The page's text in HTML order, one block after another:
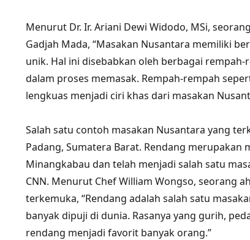
Menurut Dr. Ir. Ariani Dewi Widodo, MSi,
Gadjah Mada, “Masakan Nusantara memiliki
unik. Hal ini disebabkan oleh berbagai
dalam proses memasak. Rempah-rempah
lengkuas menjadi ciri khas dari masakan
Salah satu contoh masakan Nusantara yang
Padang, Sumatera Barat. Rendang merupakan
Minangkabau dan telah menjadi salah satu
CNN. Menurut Chef William Wongso, seorang
terkemuka, “Rendang adalah salah satu
banyak dipuji di dunia. Rasanya yang gurih,
rendang menjadi favorit banyak orang.”